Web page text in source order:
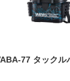
77 タックル